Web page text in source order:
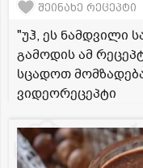
შეინახე რეცეპტი
"უჰ, ეს ნამდვილი
გამოდის ამ
სცადოთ
ვიდეორეცეპტი